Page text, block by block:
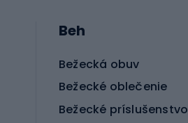
Beh
Bežecká obuv
Bežecké oblečenie
Bežecké príslušenstvo